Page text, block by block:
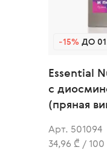
-15% ДО
Essential
с
(пряная
Арт. 501094
34,96 ₾ / 100